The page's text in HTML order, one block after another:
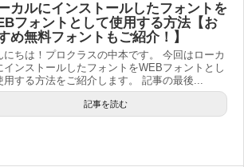
カルにインストールしたフォントを
フォントとして使用する方法【お
め無料フォントもご紹介！】
にちは！プロクラスの中本です。 今回はローカ
インストールしたフォントをWEBフォントとし
用する方法をご紹介します。 記事の最後...
記事を読む